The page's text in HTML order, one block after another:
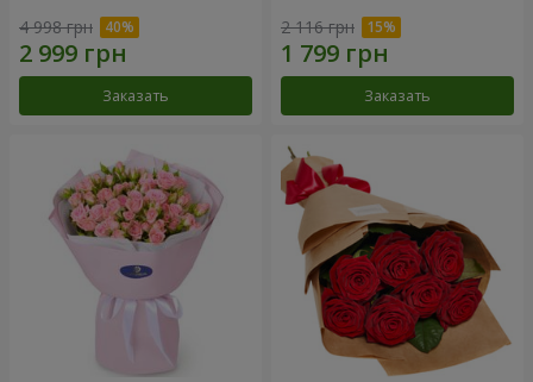
4 998 грн
Заказать
2 116 грн
Заказать